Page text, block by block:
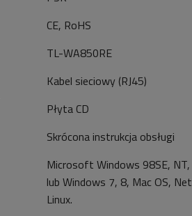
CE, RoHS
TL-WA850RE
Kabel sieciowy (RJ45)
Płyta CD
Skrócona instrukcja obsługi
Microsoft Windows 98SE,
lub Windows 7, 8, Mac OS,
Linux.